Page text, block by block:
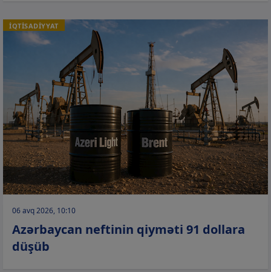
İQTİSADİYYAT
06 avq 2026, 10:10
Azərbaycan neftinin qiyməti 91 dollara
düşüb